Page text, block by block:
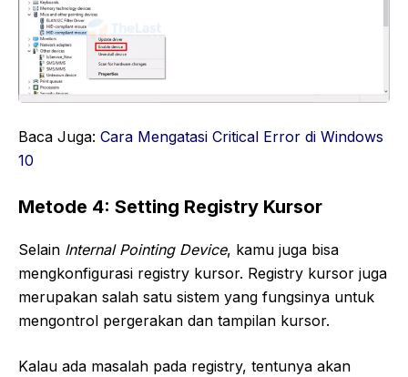
Baca Juga: Cara Mengatasi Critical Error di Windows
10
Metode 4: Setting Registry Kursor
Selain Internal Pointing Device, kamu juga bisa
mengkonfigurasi registry kursor. Registry kursor juga
merupakan salah satu sistem yang fungsinya untuk
mengontrol pergerakan dan tampilan kursor.
Kalau ada masalah pada registry, tentunya akan